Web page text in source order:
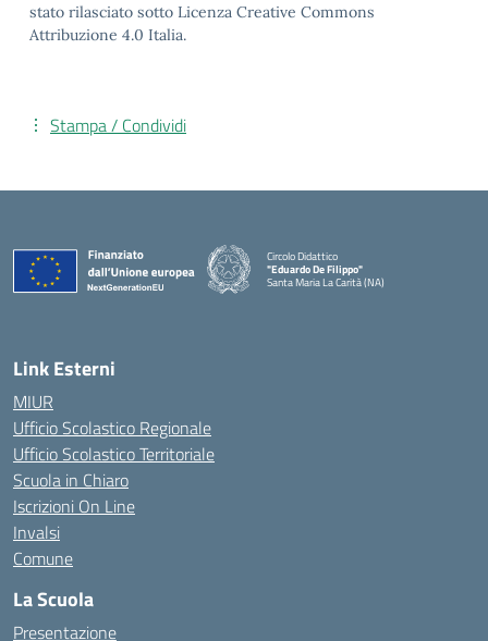
stato rilasciato sotto Licenza Creative Commons
Attribuzione 4.0 Italia.
Stampa / Condividi
Circolo Didattico
"Eduardo De Filippo"
Santa Maria La Carità (NA)
Link Esterni
MIUR
Ufficio Scolastico Regionale
Ufficio Scolastico Territoriale
Scuola in Chiaro
Iscrizioni On Line
Invalsi
Comune
La Scuola
Presentazione